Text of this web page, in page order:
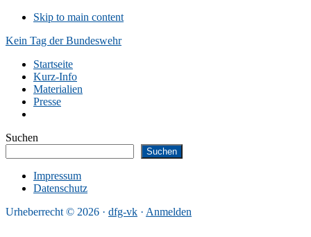
Skip to main content
Kein Tag der Bundeswehr
Startseite
Kurz-Info
Materialien
Presse
Suchen
Suchen
Impressum
Datenschutz
Urheberrecht © 2026 · dfg-vk · Anmelden